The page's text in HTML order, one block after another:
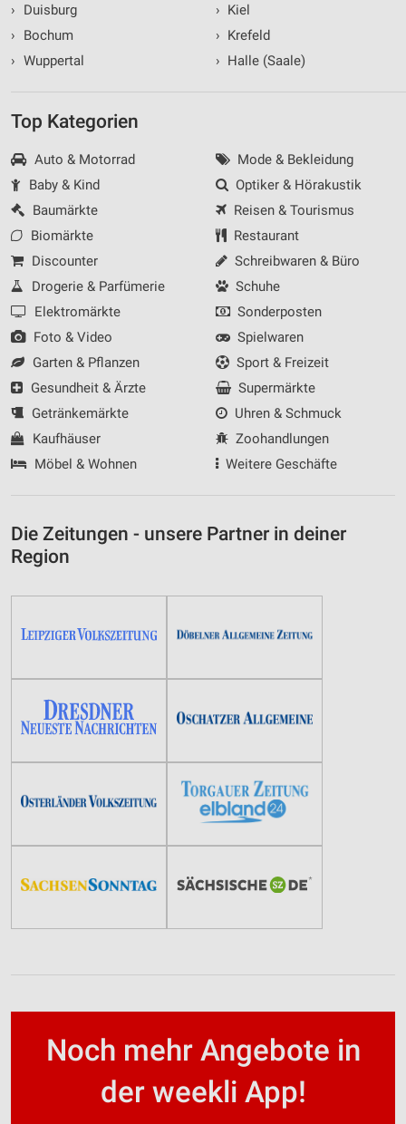
›
Duisburg
›
Bochum
› Wuppertal
› Kiel
› Krefeld
› Halle (Saale)
Top Kategorien
Auto & Motorrad
Baby & Kind
Baumärkte
Biomärkte
Discounter
Drogerie & Parfümerie
Elektromärkte
Foto & Video
Garten & Pflanzen
Gesundheit & Ärzte
Getränkemärkte
Kaufhäuser
Möbel & Wohnen
Mode & Bekleidung
Optiker & Hörakustik
Reisen & Tourismus
Restaurant
Schreibwaren & Büro
Schuhe
Sonderposten
Spielwaren
Sport & Freizeit
Supermärkte
Uhren & Schmuck
Zoohandlungen
Weitere Geschäfte
Die Zeitungen - unsere Partner in deiner
Region
Noch mehr Angebote in
der weekli App!